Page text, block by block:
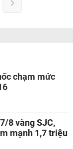
chạm mức
8 vàng SJC,
mạnh 1,7 triệu